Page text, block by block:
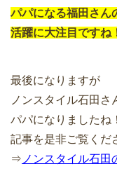
パパになる福田さん
活躍に大注目ですね
最後になりますが
ノンスタイル石田さ
パパになりましたね！
記事を是非ご覧くだ
⇒ ノンスタイル石田